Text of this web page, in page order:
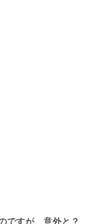
ですが、意外と？